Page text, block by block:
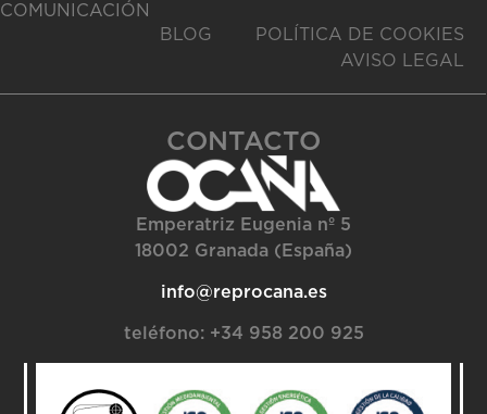
COMUNICACIÓN
BLOG
POLÍTICA DE COOKIES
AVISO LEGAL
CONTACTO
Emperatriz Eugenia nº 5
18002 Granada (España)
info@reprocana.es
teléfono: +34 958 200 925